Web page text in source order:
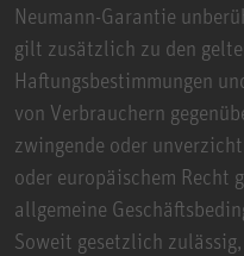
Neumann-Garantie
gilt zusätzlich zu den
Haftungsbestimmungen
von Verbrauchern
zwingende oder
oder europäischem Recht
allgemeine
Soweit gesetzlich